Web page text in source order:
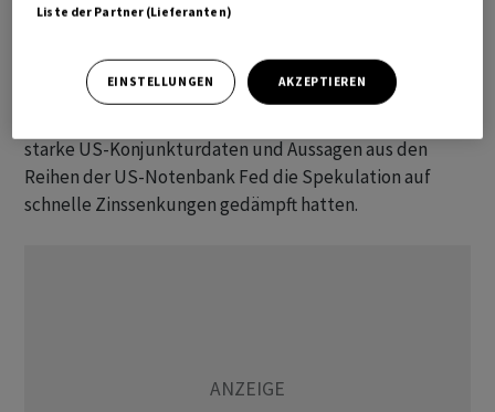
seit Mitte November gefallen, bevor eine leichte
Kurserholung einsetzte. Am Morgen zeigte sich der US-
starke US-Konjunkturdaten und Aussagen aus den
Reihen der US-Notenbank Fed die Spekulation auf
schnelle Zinssenkungen gedämpft hatten.
Liste der Partner (Lieferanten)
EINSTELLUNGEN AKZEPTIEREN